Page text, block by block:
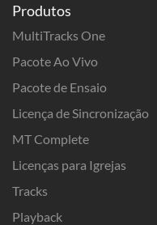
Produtos
MultiTracks One
Pacote Ao Vivo
Pacote de Ensaio
Licença de Sincronização
MT Complete
Licenças para Igrejas
Tracks
Playback